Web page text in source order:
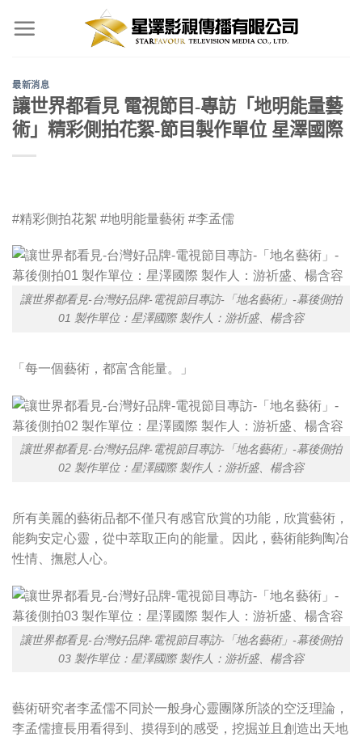
最新消息
讓世界都看見 電視節目-專訪「地明能量藝
術」精彩側拍花絮-節目製作單位 星澤國際
#精彩側拍花絮 #地明能量藝術 #李孟儒
讓世界都看見-台灣好品牌-電視節目專訪-「地名藝術」-幕後側拍
01 製作單位：星澤國際 製作人：游祈盛、楊含容
「每一個藝術，都富含能量。」
讓世界都看見-台灣好品牌-電視節目專訪-「地名藝術」-幕後側拍
02 製作單位：星澤國際 製作人：游祈盛、楊含容
所有美麗的藝術品都不僅只有感官欣賞的功能，欣賞藝術，
能夠安定心靈，從中萃取正向的能量。因此，藝術能夠陶冶
性情、撫慰人心。
讓世界都看見-台灣好品牌-電視節目專訪-「地名藝術」-幕後側拍
03 製作單位：星澤國際 製作人：游祈盛、楊含容
藝術研究者李孟儒不同於一般身心靈團隊所談的空泛理論，
李孟儒擅長用看得到、摸得到的感受，挖掘並且創造出天地